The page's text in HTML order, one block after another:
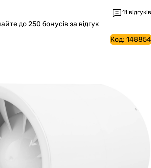
11 відгуків
до 250 бонусів за відгук
Код: 148854